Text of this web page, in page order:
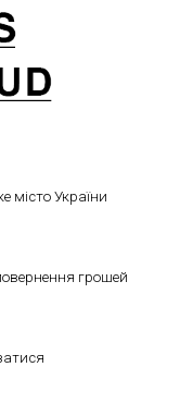
місто України
грошей